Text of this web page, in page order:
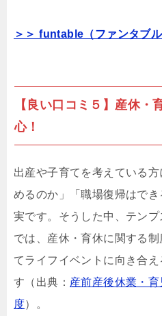
＞＞ funtable（ファンタブ
【良い口コミ５】産休・
心！
出産や子育てを考えている
めるのか」「職場復帰はで
実です。そうした中、テン
では、産休・育休に関する
てライフイベントに向き合
す（出典： 産前産後休業・
度）。